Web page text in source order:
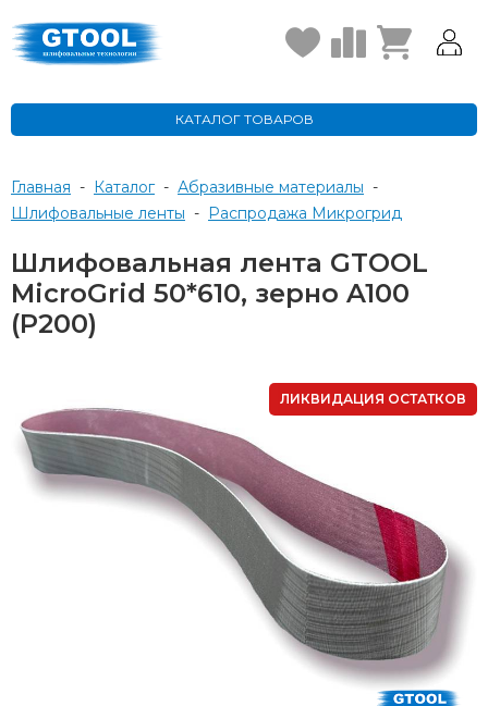
КАТАЛОГ ТОВАРОВ
Главная - Каталог - Абразивные материалы -
Шлифовальные ленты - Распродажа Микрогрид
Шлифовальная лента GTOOL
MicroGrid 50*610, зерно A100
(Р200)
ЛИКВИДАЦИЯ ОСТАТКОВ